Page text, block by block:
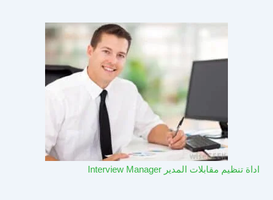
اداة تنظيم مقابلات المدير Interview Manager